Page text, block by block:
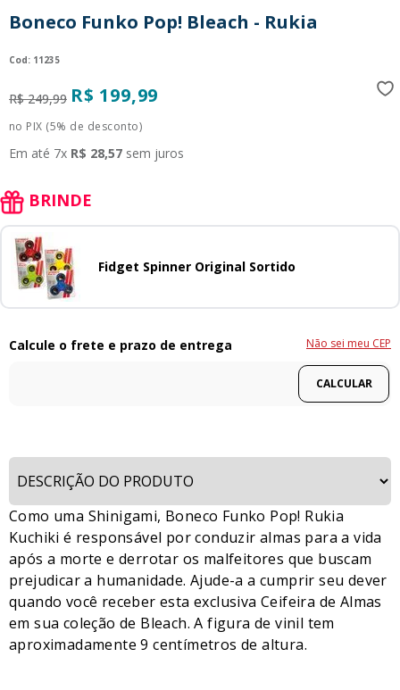
Boneco Funko Pop! Bleach - Rukia
: 11235
R$ 249,99 R$ 199,99
no PIX (5% de desconto)
Em até 7x R$ 28,57 sem juros
BRINDE
Fidget Spinner Original Sortido
Não sei meu CEP
Como uma Shinigami, Boneco Funko Pop! Rukia
Kuchiki é responsável por conduzir almas para a vida
após a morte e derrotar os malfeitores que buscam
prejudicar a humanidade. Ajude-a a cumprir seu dever
quando você receber esta exclusiva Ceifeira de Almas
em sua coleção de Bleach. A figura de vinil tem
aproximadamente 9 centímetros de altura.
9
guerreiras kpop